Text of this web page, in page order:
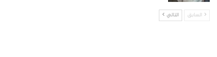
السابق التالي